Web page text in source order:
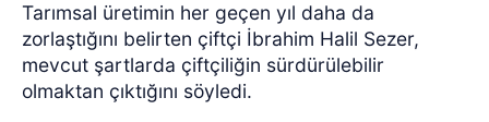
Tarımsal üretimin her geçen yıl daha da
zorlaştığını belirten çiftçi İbrahim Halil Sezer,
mevcut şartlarda çiftçiliğin sürdürülebilir
olmaktan çıktığını söyledi.